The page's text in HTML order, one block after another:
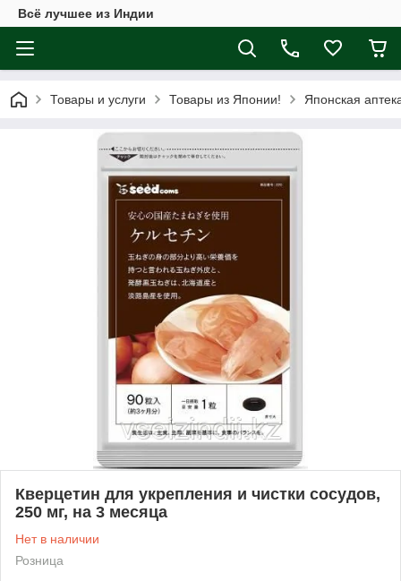
Всё лучшее из Индии
Товары и услуги Товары из Японии! Японская
Кверцетин для укрепления и чистки сосудов,
250 мг, на 3 месяца
Нет в наличии
Розница